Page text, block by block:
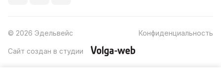
© 2026 Эдельвейс Конфиденциальность
Сайт создан в студии